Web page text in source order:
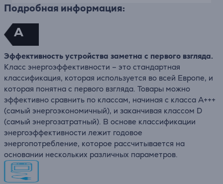
Подробная информация:
A
Эффективность устройства заметна с первого взгляда.
Класс энергоэффективности – это стандартная
классификация, которая используется во всей Европе, и
которая понятна с первого взгляда. Товары можно
эффективно сравнить по классам, начиная с класса A+++
(самый энергоэкономичный), и заканчивая классом D
(самый энергозатратный). В основе классификации
энергоэффективности лежит годовое
энергопотребление, которое рассчитывается на
основании нескольких различных параметров.